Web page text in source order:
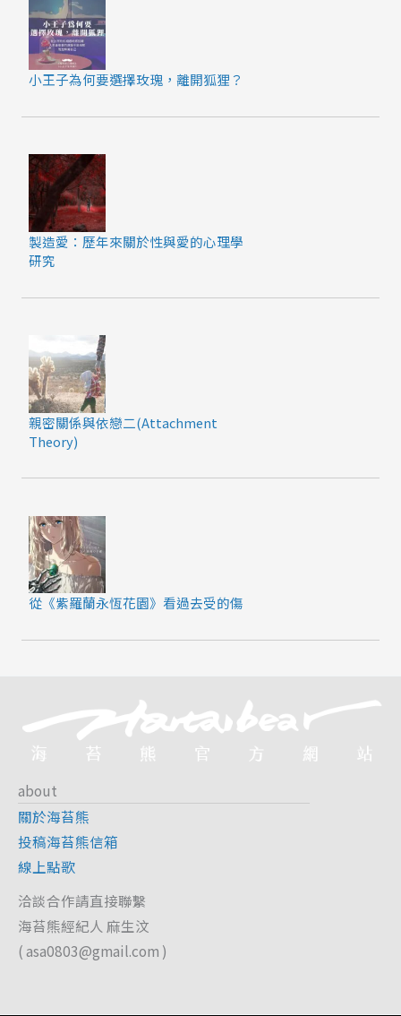
小王子為何要選擇玫瑰，離開狐狸？
製造愛：歷年來關於性與愛的心理學
研究
親密關係與依戀二(Attachment
Theory)
從《紫羅蘭永恆花園》看過去受的傷
about
關於海苔熊
投稿海苔熊信箱
線上點歌
洽談合作請直接聯繫
海苔熊經紀人 麻生汶
(asa0803@gmail.com )